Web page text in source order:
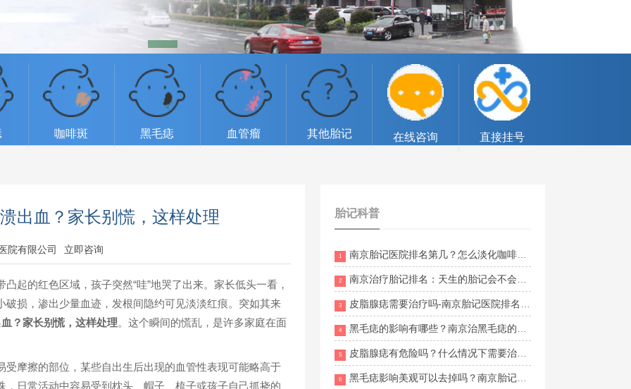
咖啡斑 黑毛痣 血管瘤 其他胎记 在线咨询 直接挂号
出血？家长别慌，这样处理
院有限公司 立即咨询
起的红色区域，孩子突然“哇”地哭了出来。家长低头一看，
损，渗出少量血迹，发根间隐约可见淡淡红痕。突如其来
？家长别慌，这样处理。这个瞬间的慌乱，是许多家庭在面
摩擦的部位，某些自出生后出现的血管性表现可能略高于
日常活动中容易受到枕头、帽子、梳子或孩子自己抓挠的
胎记科普
1 南京胎记医院排名第几？怎么淡化咖啡斑？
2 南京治疗胎记排名：天生的胎记会不会癌变？
3 皮脂腺痣需要治疗吗-南京胎记医院排名怎么样？
4 黑毛痣的影响有哪些？南京治黑毛痣的专科医院在哪？
5 皮脂腺痣有危险吗？什么情况下需要治疗？
6 黑毛痣影响美观可以去掉吗？南京胎记医生排名榜？